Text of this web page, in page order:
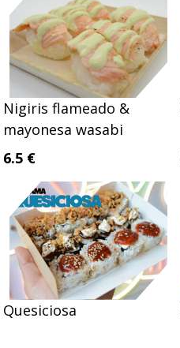
Nigiris flameado &
mayonesa wasabi
6.5 €
Quesiciosa